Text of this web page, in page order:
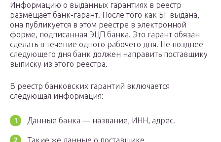
Информацию о выданных гарантиях в реестр
размещает банк-гарант. После того как БГ выдана,
она публикуется в этом реестре в электронной
форме, подписанная ЭЦП банка. Это гарант обязан
сделать в течение одного рабочего дня. Не позднее
следующего дня банк должен направить поставщику
выписку из этого реестра.
В реестр банковских гарантий включается
следующая информация:
Данные банка — название, ИНН, адрес.
Такие же данные о поставщике.